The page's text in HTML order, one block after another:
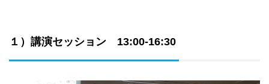
１）講演セッション 13:00-16:30